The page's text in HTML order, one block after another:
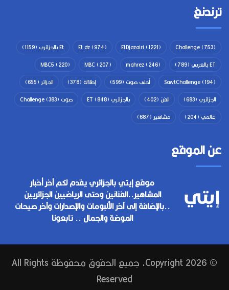
ترندنغ
Challenge(753)
EtDjazairi (1221)
Et dz(974) Et بالجزائري
(1159)
ET بالعربي
(789)
mahrez(246)
MBC(207)
MBC5 (220)
SawtChallenge(194) أحلى صوت (599) إطلالة (378) الجزائر (655)
الجزائري (683) الفن (402) بالجزائري ET (848) صوت Challenge (383)
عالمي (204) مشاهير (687)
عن الموقع
موقع إيتي بالجزائري يقدم لكم آخر أخبار
المشاهير..الفنانين وحتى الرياضيين الجزائريين
..بالإضافة إلى آخر الألبومات والإصدارات وآخر صيحات
الموضة والجمال .. تابعونا
© Copyright 2026, جميع الحقوق محفوظة All Rights
Reserved